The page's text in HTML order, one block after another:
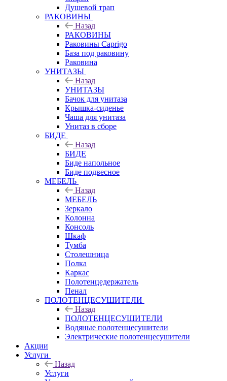
Душевой трап
РАКОВИНЫ
Назад
РАКОВИНЫ
Раковины Caprigo
База под раковину
Раковина
УНИТАЗЫ
Назад
УНИТАЗЫ
Бачок для унитаза
Крышка-сиденье
Чаша для унитаза
Унитаз в сборе
БИДЕ
Назад
БИДЕ
Биде напольное
Биде подвесное
МЕБЕЛЬ
Назад
МЕБЕЛЬ
Зеркало
Колонна
Консоль
Шкаф
Тумба
Столешница
Полка
Каркас
Полотенцедержатель
Пенал
ПОЛОТЕНЦЕСУШИТЕЛИ
Назад
ПОЛОТЕНЦЕСУШИТЕЛИ
Водяные полотенцесушители
Электрические полотенцесушители
Акции
Услуги
Назад
Услуги